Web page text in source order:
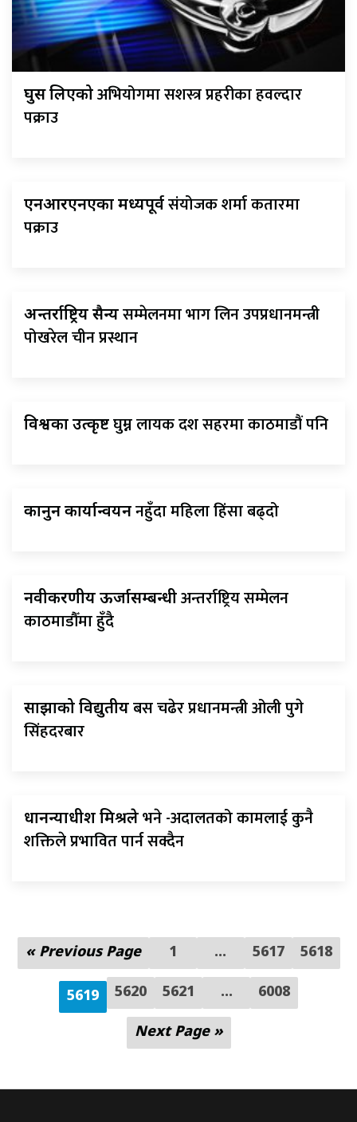
घुस लिएकोअभियोगमा सशस्त्र प्रहरीका हवल्दार
पक्राउ
एनआरएनएका मध्यपूर्वसंयोजक शर्मा कतारमा
पक्राउ
अन्तर्राष्ट्रिय सैन्यसम्मेलनमा भाग लिन उपप्रधानमन्त्री
पोखरेल चीन प्रस्थान
विश्वका उत्कृष्टघुम्न लायक दश सहरमा काठमाडौं पनि
कानुन कार्यान्वयननहुँदा महिला हिंसा बढ्दो
नवीकरणीय ऊर्जासम्बन्धीअन्तर्राष्ट्रिय सम्मेलन
काठमाडौँमा हुँदै
साझाको विद्युतीयबस चढेर प्रधानमन्त्री ओली पुगे
सिंहदरबार
प्रधानन्याधीश मिश्रलेभने -अदालतको कामलाई कुनै
शक्तिले प्रभावित पार्न सक्दैन
« Previous Page 1 … 5617 5618
5619 5620 5621 ... 6008
Next Page »